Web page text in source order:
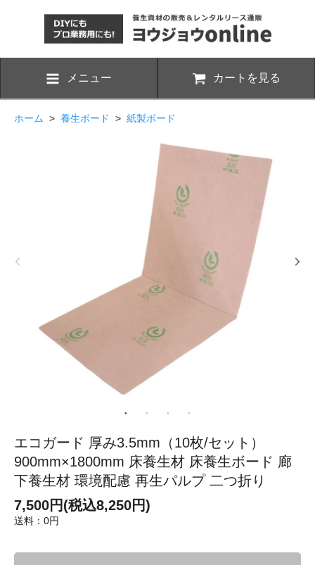
メニュー カートを見る
ホーム > 養生ボード > 紙製ボード
エコガード 厚み3.5mm（10枚/セット）
900mm×1800mm 床養生材 床養生ボード 廊
下養生材 環境配慮 再生パルプ 二つ折り
7,500円(税込8,250円)
送料：0円